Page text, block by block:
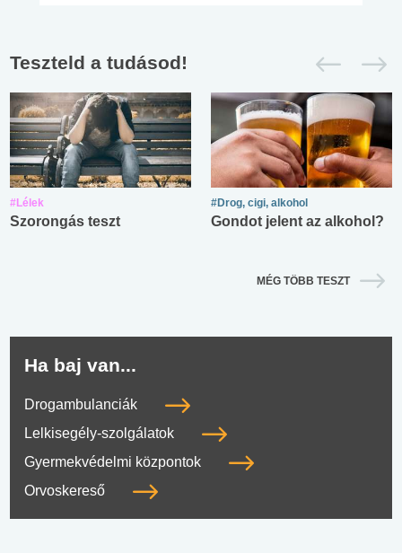
Teszteld a tudásod!
#Lélek
Szorongás teszt
#Drog, cigi, alkohol
Gondot jelent az alkohol?
MÉG TÖBB TESZT
Ha baj van...
Drogambulanciák
Lelkisegély-szolgálatok
Gyermekvédelmi központok
Orvoskereső